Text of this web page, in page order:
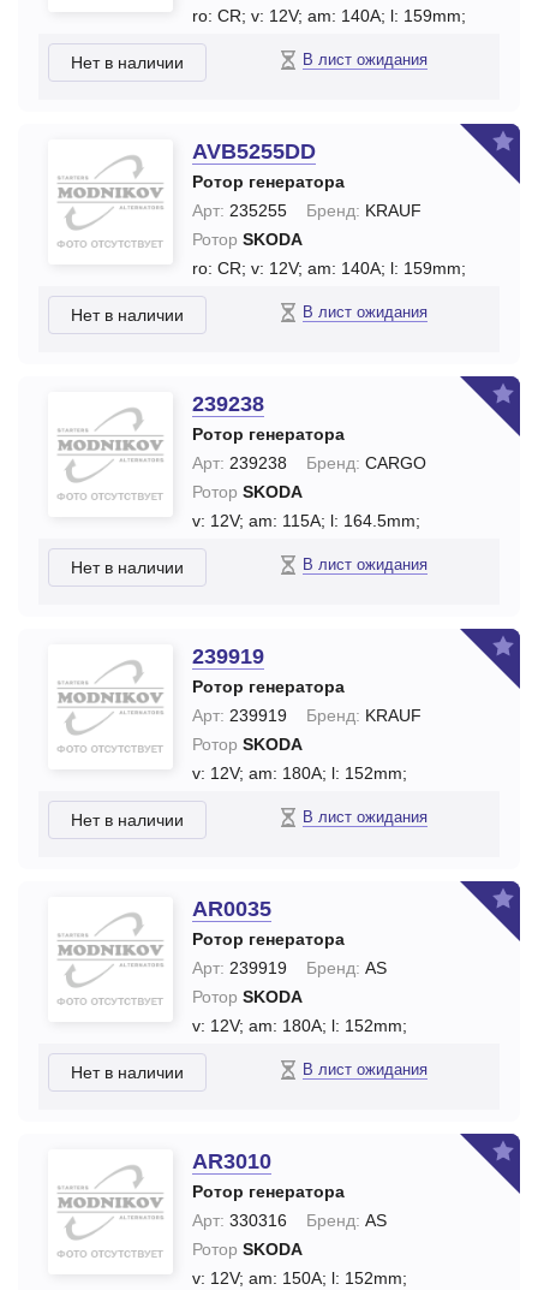
ro: CR; v: 12V; am: 140A; l: 159mm;
Нет в наличии В лист ожидания
AVB5255DD
Ротор генератора
Арт: 235255 Бренд: KRAUF
Ротор SKODA
ro: CR; v: 12V; am: 140A; l: 159mm;
Нет в наличии В лист ожидания
239238
Ротор генератора
Арт: 239238 Бренд: CARGO
Ротор SKODA
v: 12V; am: 115A; l: 164.5mm;
Нет в наличии В лист ожидания
239919
Ротор генератора
Арт: 239919 Бренд: KRAUF
Ротор SKODA
v: 12V; am: 180A; l: 152mm;
Нет в наличии В лист ожидания
AR0035
Ротор генератора
Арт: 239919 Бренд: AS
Ротор SKODA
v: 12V; am: 180A; l: 152mm;
Нет в наличии В лист ожидания
AR3010
Ротор генератора
Арт: 330316 Бренд: AS
Ротор SKODA
v: 12V; am: 150A; l: 152mm;